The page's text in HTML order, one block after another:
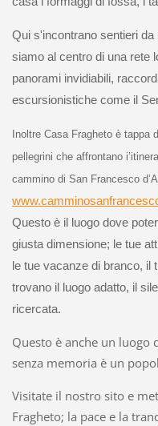
Qui s'incontrano sentieri
siamo al centro di una rete
panorami invidiabili,
escursionistiche come il
Inoltre Casa Fragheto è tappa
pellegrini che affrontano
cammino di San Francesco
Questo è il luogo dove
giusta dimensione; le tue
le tue vacanze di branco, il
trovano il luogo adatto, il
ricercata.
Questo è anche un
senza memoria è un
Visitate il nostro sito e
Fragheto; la pace e la